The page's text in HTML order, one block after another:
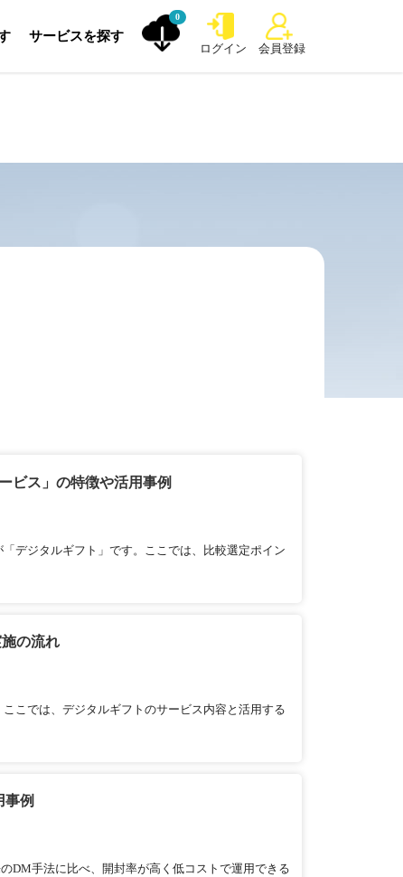
サービスを探す
0
ログイン 会員登録
ビス」の特徴や活用事例
デジタルギフト」です。ここでは、比較選定ポイン
の流れ
こでは、デジタルギフトのサービス内容と活用する
例
DM手法に比べ、開封率が高く低コストで運用できる